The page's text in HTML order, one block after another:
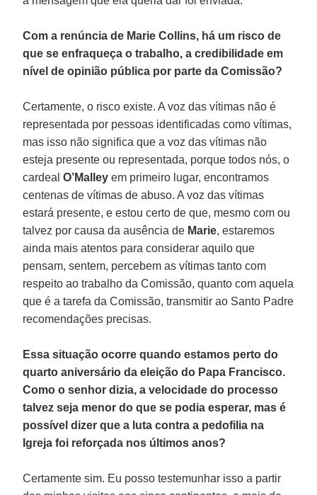
Com a renúncia de Marie Collins, há um risco de
que se enfraqueça o trabalho, a credibilidade em
nível de opinião pública por parte da Comissão?
Certamente, o risco existe. A voz das vítimas não é
representada por pessoas identificadas como vítimas,
mas isso não significa que a voz das vítimas não
esteja presente ou representada, porque todos nós, o
cardealO’Malley em primeiro lugar, encontramos
centenas de vítimas de abuso. A voz das vítimas
estará presente, e estou certo de que, mesmo com ou
talvez por causa da ausência de Marie, estaremos
ainda mais atentos para considerar aquilo que
pensam, sentem, percebem as vítimas tanto com
respeito ao trabalho da Comissão, quanto com aquela
que é a tarefa da Comissão, transmitir ao Santo Padre
recomendações precisas.
Essa situação ocorre quando estamos perto do
quarto aniversário da eleição do Papa Francisco.
Como o senhor dizia, a velocidade do processo
talvez seja menor do que se podia esperar, mas é
possível dizer que a luta contra a pedofilia na
Igreja foi reforçada nos últimos anos?
Certamente sim. Eu posso testemunhar isso a partir